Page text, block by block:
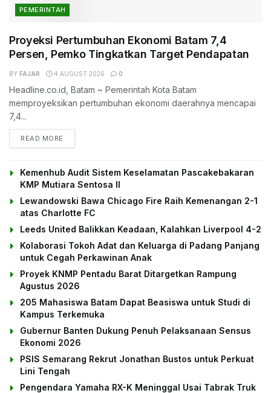
PEMERINTAH
Proyeksi Pertumbuhan Ekonomi Batam 7,4
Persen, Pemko Tingkatkan Target Pendapatan
BY FAJAR 4 AUGUST 2026 0
Headline.co.id, Batam ~ Pemerintah Kota Batam
memproyeksikan pertumbuhan ekonomi daerahnya mencapai
7,4...
READ MORE
Kemenhub Audit Sistem Keselamatan Pascakebakaran
KMP Mutiara Sentosa II
Lewandowski Bawa Chicago Fire Raih Kemenangan 2-1
atas Charlotte FC
Leeds United Balikkan Keadaan, Kalahkan Liverpool 4-2
Kolaborasi Tokoh Adat dan Keluarga di Padang Panjang
untuk Cegah Perkawinan Anak
Proyek KNMP Pentadu Barat Ditargetkan Rampung
Agustus 2026
205 Mahasiswa Batam Dapat Beasiswa untuk Studi di
Kampus Terkemuka
Gubernur Banten Dukung Penuh Pelaksanaan Sensus
Ekonomi 2026
PSIS Semarang Rekrut Jonathan Bustos untuk Perkuat
Lini Tengah
Pengendara Yamaha RX-K Meninggal Usai Tabrak Truk